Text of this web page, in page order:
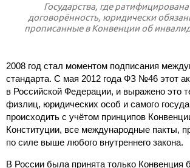
Государства, где
договорённость, юридически
прописанные в Конвенции об
2008 год стал моментом подписания
стандарта. С мая 2012 года ФЗ №46 этот
в Российской Федерации, и выражено это
физлиц, юридических особ и самого
происходить с учётом принципов
Конституции, все международные пакты,
по силе выше любого внутреннего закона.
В России была принята только Конвенция